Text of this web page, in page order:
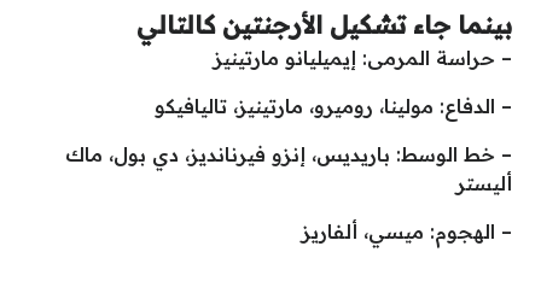
بينما جاء تشكيل الأرجنتين كالتالي
– حراسة المرمى: إيميليانو مارتينيز
– الدفاع: مولينا، روميرو، مارتينيز، تاليافيكو
– خط الوسط: باريديس، إنزو فيرنانديز، دي بول، ماك
أليستر
– الهجوم: ميسي، ألفاريز